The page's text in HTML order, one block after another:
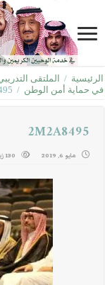
الرئيسية / الملتقى
في حماية أمن الوطن /
2M2A8495
مايو 6, 2019 130 زيارة